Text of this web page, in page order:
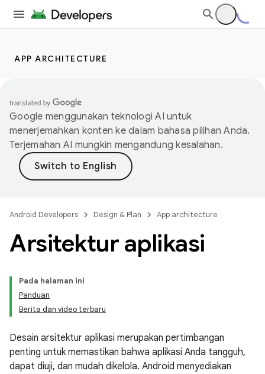
APP ARCHITECTURE
Google menggunakan teknologi AI untuk
menerjemahkan konten ke dalam bahasa pilihan Anda.
Terjemahan AI mungkin mengandung kesalahan.
Android Developers Design & Plan App architecture
Arsitektur aplikasi
Pada halaman ini
Panduan
Berita dan video terbaru
Desain arsitektur aplikasi merupakan pertimbangan
penting untuk memastikan bahwa aplikasi Anda tangguh,
dapat diuji, dan mudah dikelola. Android menyediakan